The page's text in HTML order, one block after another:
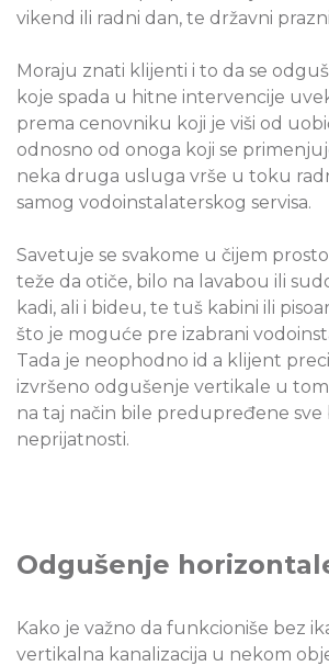
vikend ili radni dan, te državni
Moraju znati klijenti i to da se
koje spada u hitne intervencije
prema cenovniku koji je viši od
odnosno od onoga koji se
neka druga usluga vrše u toku
samog vodoinstalaterskog servisa.
Savetuje se svakome u čijem
teže da otiče, bilo na lavabou ili
kadi, ali i bideu, te tuš kabini ili
što je moguće pre izabrani
Tada je neophodno id a klijent
izvršeno odgušenje vertikale u
na taj način bile predupređene
neprijatnosti.
Odgušenje
Kako je važno da funkcioniše bez
vertikalna kanalizacija u nekom